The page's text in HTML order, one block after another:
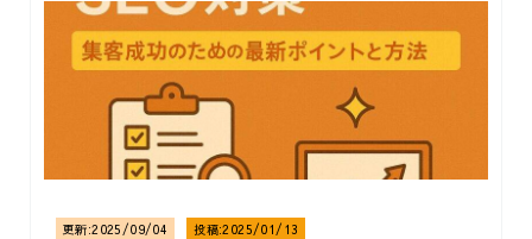
更新:2025/09/04 投稿:2025/01/13